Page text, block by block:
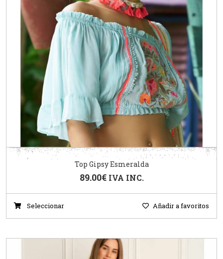
Top Gipsy Esmeralda
89.00€ IVA INC.
Seleccionar Añadir a favoritos